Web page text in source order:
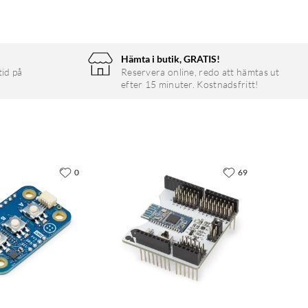
på
Hämta i butik, GRATIS!
Reservera online, redo att hämtas ut
efter 15 minuter. Kostnadsfritt!
0 69